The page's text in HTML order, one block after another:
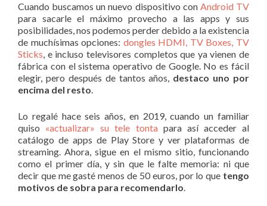
Cuando buscamos un nuevo dispositivo con Android TV
para sacarle el máximo provecho a las apps y sus
posibilidades, nos podemos perder debido a la existencia
de muchísimas opciones: dongles HDMI, TV Boxes, TV
Sticks, e incluso televisores completos que ya vienen de
fábrica con el sistema operativo de Google. No es fácil
elegir, pero después de tantos años, destaco uno por
encima del resto.
Lo regalé hace seis años, en 2019, cuando un familiar
quiso «actualizar» su tele tontapara así acceder al
catálogo de apps de Play Store y ver plataformas de
streaming. Ahora, sigue en el mismo sitio, funcionando
como el primer día, y sin que le falte memoria: ni que
decir que me gasté menos de 50 euros, por lo que tengo
motivos de sobra para recomendarlo.